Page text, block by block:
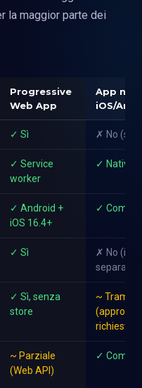
la maggior parte dei
Progressive
Web App
App
iOS/
✓ Sì ✗ No
✓ Service
worker
✓ Nativo
✓ Android +
iOS 16.4+
✓
✓ Sì
✗ No (iOS
separati)
✓ Sì, senza
store
~ Tramite
richiesta)
~ Parziale
(Web API)
✓